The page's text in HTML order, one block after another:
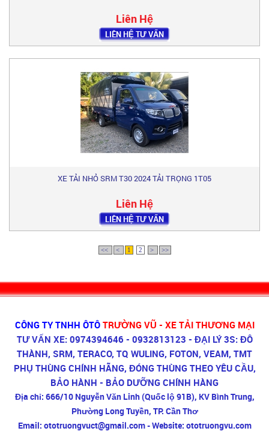
Liên Hệ
LIÊN HỆ TƯ VẤN
XE TẢI NHỎ SRM T30 2024 TẢI TRỌNG 1T05
Liên Hệ
LIÊN HỆ TƯ VẤN
<< < 1 2 > >>
CÔNG TY TNHH ÔTÔ TRƯỜNG VŨ - XE TẢI THƯƠNG MẠI
TƯ VẤN XE: 0974394646 - 0932813123 - ĐẠI LÝ 3S: ĐÔ
THÀNH, SRM, TERACO, TQ WULING, FOTON, VEAM, TMT
PHỤ THÙNG CHÍNH HÃNG, ĐÓNG THÙNG THEO YÊU CẦU,
BẢO HÀNH - BẢO DƯỠNG CHÍNH HÀNG
Địa chỉ: 666/10 Nguyễn Văn Linh (Quốc lộ 91B), KV Bình Trung,
Phường Long Tuyền, TP. Cần Thơ
Email: ototruongvuct@gmail.com -Website: ototruongvu.com